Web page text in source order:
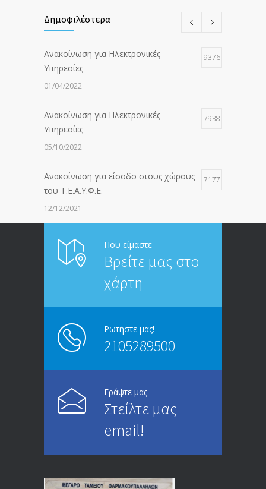
Δημοφιλέστερα
Ανακοίνωση για Ηλεκτρονικές
Υπηρεσίες
9376
01/04/2022
Ανακοίνωση για Ηλεκτρονικές
Υπηρεσίες
7938
05/10/2022
Ανακοίνωση για είσοδο στους χώρους
του Τ.Ε.Α.Υ.Φ.Ε.
7177
12/12/2021
ΑΝΑΚΟΙΝΩΣΗ ΠΡΟΣ ΣΥΝΤΑΞΙΟΥΧΟΥΣ
20/12/2019
Επίδομα ανεργίας: Υπολογισμός βάσει
ΕΝΗΜΕΡΩΣΗ ΠΡΟΣ ΣΥΝΤΑΞΙΟΥΧΟΥΣ
18/12/2019
Που είμαστε
Βρείτε μας στο
χάρτη
Ρωτήστε μας!
2105289500
Γράψτε μας
Στείλτε μας
email!